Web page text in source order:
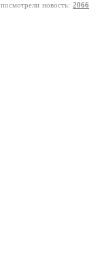
посмотрели новость: 2066